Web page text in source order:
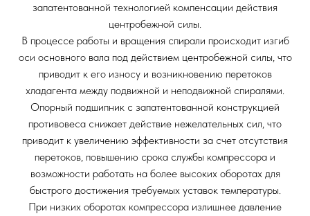
запатентованной технологией компенсации действия
центробежной силы.
В процессе работы и вращения спирали происходит изгиб
оси основного вала под действием центробежной силы, что
приводит к его износу и возникновению перетоков
хладагента между подвижной и неподвижной спиралями.
Опорный подшипник с запатентованной конструкцией
противовеса снижает действие нежелательных сил, что
приводит к увеличению эффективности за счет отсутствия
перетоков, повышению срока службы компрессора и
возможности работать на более высоких оборотах для
быстрого достижения требуемых уставок температуры.
При низких оборотах компрессора излишнее давление